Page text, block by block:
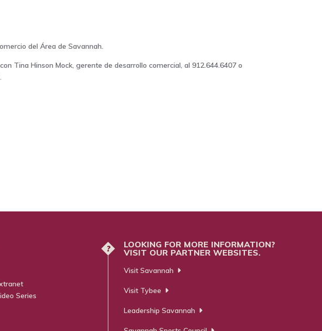
del Área de Savannah.
Tina Hinson Mock, gerente de desarrollo comercial, al 912.644.6407 o
Series
?
LOOKING FOR MORE INFORMATION?
VISIT OUR PARTNER WEBSITES.
Visit Savannah
Visit Tybee
Leadership Savannah